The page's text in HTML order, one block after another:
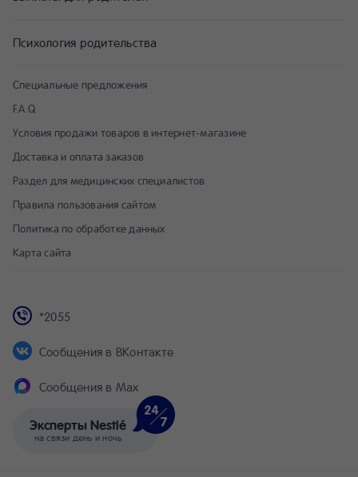
Специальные предложения
F.A.Q
Условия продажи товаров в интернет-магазине
Доставка и оплата заказов
Раздел для медицинских специалистов
Правила пользования сайтом
Политика по обработке данных
Карта сайта
Эксперты Nestlé
на связи день и ночь
*2055
Сообщения в ВКонтакте
Сообщения в Max
Психология родительства